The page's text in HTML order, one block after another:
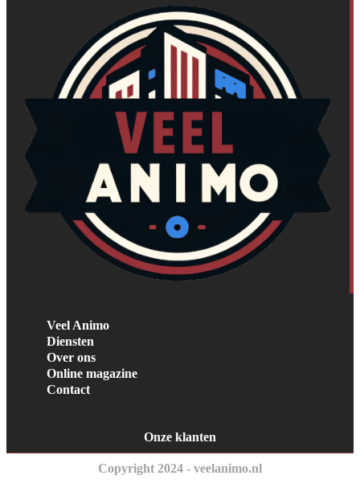
Veel Animo
Diensten
Over ons
Online magazine
Contact
Onze klanten
Copyright 2024 - veelanimo.nl